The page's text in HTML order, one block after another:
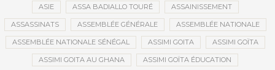
ASIE ASSA BADIALLO TOURÉ ASSAINISSEMENT
ASSASSINATS ASSEMBLÉE GÉNÉRALE ASSEMBLÉE NATIONALE
ASSEMBLÉE NATIONALE SÉNÉGAL ASSIMI GOITA ASSIMI GOÏTA
ASSIMI GOITA AU GHANA ASSIMI GOÏTA ÉDUCATION